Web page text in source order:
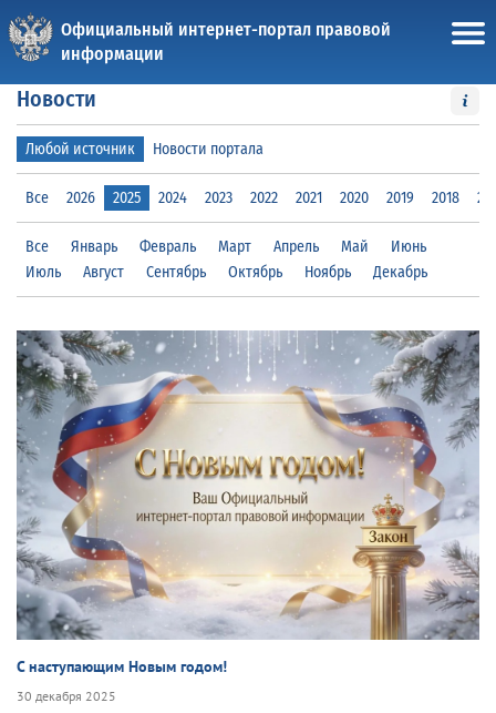
Официальный интернет-портал правовой
информации
Новости
Любой источник Новости портала
Все 2026 2025 2024 2023 2022 2021 2020 2019 2018
Все Январь Февраль Март Апрель Май
Июнь
Июль
Август Сентябрь Октябрь Ноябрь Декабрь
С наступающим Новым годом!
30 декабря 2025